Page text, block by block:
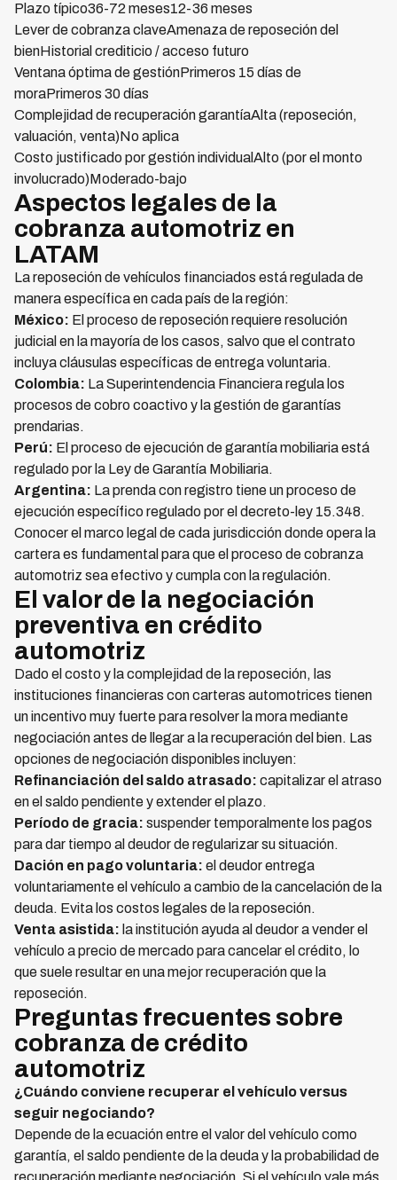
Plazo típico36-72 meses12-36 meses
Lever de cobranza claveAmenaza de reposeción del
bienHistorial crediticio / acceso futuro
Ventana óptima de gestiónPrimeros 15 días de
moraPrimeros 30 días
Complejidad de recuperación garantíaAlta (reposeción,
valuación, venta)No aplica
Costo justificado por gestión individualAlto (por el monto
involucrado)Moderado-bajo
Aspectos legales de la
cobranza automotriz en
LATAM
La reposeción de vehículos financiados está regulada de
manera específica en cada país de la región:
México: El proceso de reposeción requiere resolución
judicial en la mayoría de los casos, salvo que el contrato
incluya cláusulas específicas de entrega voluntaria.
Colombia: La Superintendencia Financiera regula los
procesos de cobro coactivo y la gestión de garantías
prendarias.
Perú: El proceso de ejecución de garantía mobiliaria está
regulado por la Ley de Garantía Mobiliaria.
Argentina: La prenda con registro tiene un proceso de
ejecución específico regulado por el decreto-ley 15.348.
Conocer el marco legal de cada jurisdicción donde opera la
cartera es fundamental para que el proceso de cobranza
automotriz sea efectivo y cumpla con la regulación.
El valor de la negociación
preventiva en crédito
automotriz
Dado el costo y la complejidad de la reposeción, las
instituciones financieras con carteras automotrices tienen
un incentivo muy fuerte para resolver la mora mediante
negociación antes de llegar a la recuperación del bien. Las
opciones de negociación disponibles incluyen:
Refinanciación del saldo atrasado: capitalizar el atraso
en el saldo pendiente y extender el plazo.
Período de gracia: suspender temporalmente los pagos
para dar tiempo al deudor de regularizar su situación.
Dación en pago voluntaria: el deudor entrega
voluntariamente el vehículo a cambio de la cancelación de la
deuda. Evita los costos legales de la reposeción.
Venta asistida: la institución ayuda al deudor a vender el
vehículo a precio de mercado para cancelar el crédito, lo
que suele resultar en una mejor recuperación que la
reposeción.
Preguntas frecuentes sobre
cobranza de crédito
automotriz
¿Cuándo conviene recuperar el vehículo versus
seguir negociando?
Depende de la ecuación entre el valor del vehículo como
garantía, el saldo pendiente de la deuda y la probabilidad de